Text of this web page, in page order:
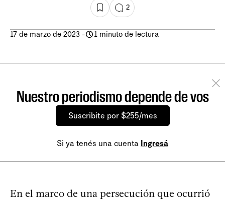
2
17 de marzo de 2023 - 1 minuto de lectura
Nuestro periodismo depende de vos
Suscribite por $255/mes
Si ya tenés una cuenta Ingresá
En el marco de una persecución que ocurrió